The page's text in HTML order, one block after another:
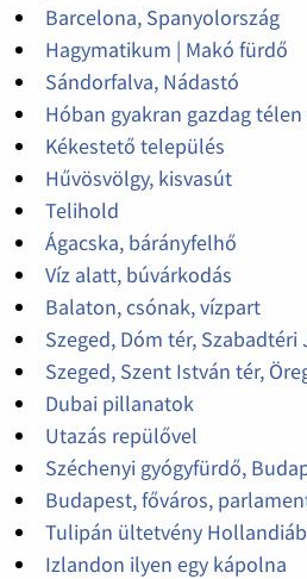
Barcelona, Spanyolország
Hagymatikum | Makó fürdő
Sándorfalva, Nádastó
Hóban gyakran gazdag
Kékestető település
Hűvösvölgy, kisvasút
Telihold
Ágacska, bárányfelhő
Víz alatt, búvárkodás
Balaton, csónak, vízpart
Szeged, Dóm tér,
Szeged, Szent István tér,
Dubai pillanatok
Utazás repülővel
Széchenyi gyógyfürdő,
Budapest, főváros,
Tulipán ültetvény
Izlandon ilyen egy kápolna